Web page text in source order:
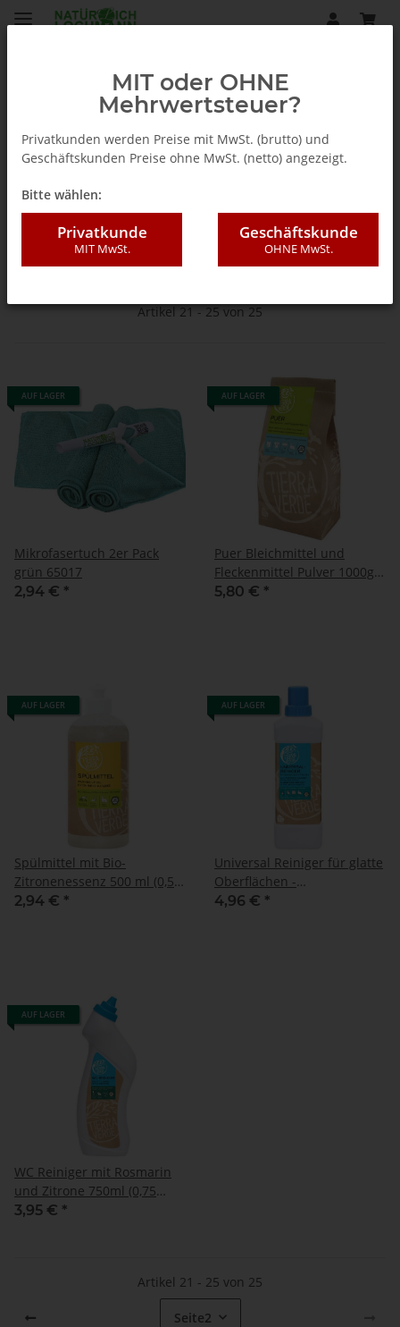
Reinigung und Pflege
Bad und WC
Filter und Sortierung
Artikel 21 - 25 von 25
AUF LAGER
Mikrofasertuch 2er Pack
grün 65017
2,94 € *
AUF LAGER
Puer Bleichmittel und
Fleckenmittel Pulver 1000g
(1 kg) Papiertüte
5,80 € *
AUF LAGER
Spülmittel mit Bio-
Zitronenessenz 500 ml (0,5
Liter) Flasche
2,94 € *
AUF LAGER
Universal Reiniger für glatte
Oberflächen -
Reinigungsmittel 1000 ml (1
4,96 € *
AUF LAGER
WC Reiniger mit Rosmarin
und Zitrone 750ml (0,75
Liter) Flasche
3,95 € *
Artikel 21 - 25 von 25
Seite2
MIT oder OHNE
Mehrwertsteuer?
Privatkunden werden Preise mit MwSt. (brutto) und
Geschäftskunden Preise ohne MwSt. (netto) angezeigt.
Bitte wählen:
Privatkunde
MIT MwSt.
Geschäftskunde
OHNE MwSt.